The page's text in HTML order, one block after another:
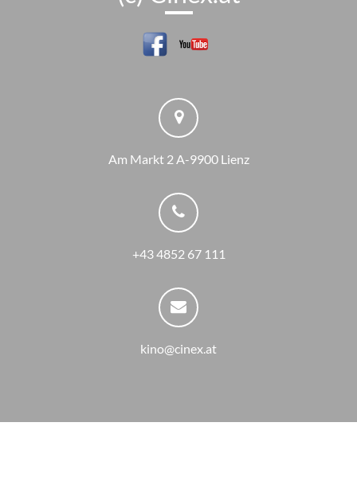
Am Markt 2 A-9900 Lienz
+43 4852 67 111
kino@cinex.at